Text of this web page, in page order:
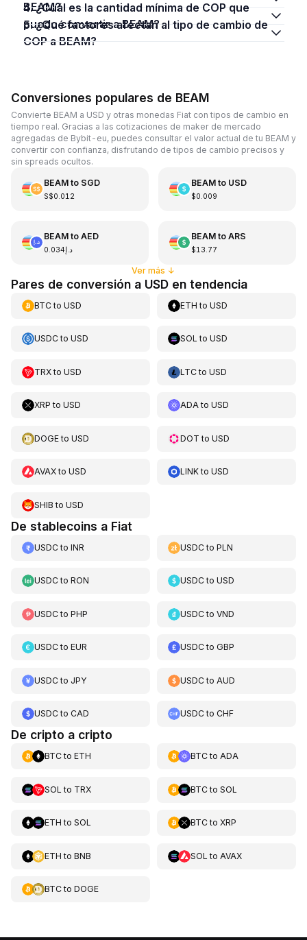
BEAM?
4. ¿Cuál es la cantidad mínima de COP que
puedo convertir a BEAM?
5. ¿Qué factores afectan al tipo de cambio de
COP a BEAM?
Conversiones populares de BEAM
Convierte BEAM a USD y otras monedas Fiat con tipos de cambio en
tiempo real. Gracias a las cotizaciones de maker de mercado
agregadas de Bybit-eu, puedes consultar el valor actual de tu BEAM y
convertir con confianza, disfrutando de tipos de cambio precisos y
sin spreads ocultos.
BEAMto SGD
S$0.012
BEAMto USD
$0.009
BEAMto AED
د.إ0.034
BEAMto ARS
$13.77
Ver más ↓
Pares de conversión a USD en tendencia
BTCto USD ETH toUSD
USDCto USD SOL toUSD
TRXto USD LTCtoUSD
XRP to USD ADAtoUSD
DOGEto USD DOT toUSD
AVAXto USD LINKtoUSD
SHIB to USD
De stablecoins a Fiat
USDCto INR USDCtoPLN
USDCto RON USDCtoUSD
USDCto PHP USDCtoVND
USDCto EUR USDCtoGBP
USDCto JPY USDCto AUD
USDCto CAD USDCtoCHF
De cripto a cripto
BTCto ETH BTCto ADA
SOL to TRX BTCto SOL
ETH to SOL BTCto XRP
ETH to BNB SOL to AVAX
BTCto DOGE